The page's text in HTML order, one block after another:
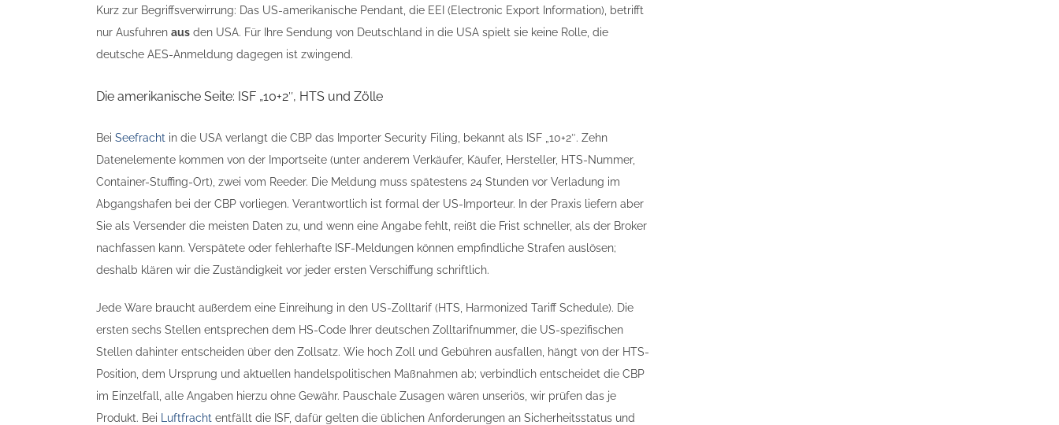
Kurz zur Begriffsverwirrung: Das US-amerikanische Pendant, die EEI (Electronic Export Information), betrifft
nur Ausfuhren aus den USA. Für Ihre Sendung von Deutschland in die USA spielt sie keine Rolle, die
deutsche AES-Anmeldung dagegen ist zwingend.
Die amerikanische Seite: ISF „10+2″, HTS und Zölle
Bei Seefracht in die USA verlangt die CBP das Importer Security Filing, bekannt als ISF „10+2″. Zehn
Datenelemente kommen von der Importseite (unter anderem Verkäufer, Käufer, Hersteller, HTS-Nummer,
Container-Stuffing-Ort), zwei vom Reeder. Die Meldung muss spätestens 24 Stunden vor Verladung im
Abgangshafen bei der CBP vorliegen. Verantwortlich ist formal der US-Importeur. In der Praxis liefern aber
Sie als Versender die meisten Daten zu, und wenn eine Angabe fehlt, reißt die Frist schneller, als der Broker
nachfassen kann. Verspätete oder fehlerhafte ISF-Meldungen können empfindliche Strafen auslösen;
deshalb klären wir die Zuständigkeit vor jeder ersten Verschiffung schriftlich.
Jede Ware braucht außerdem eine Einreihung in den US-Zolltarif (HTS, Harmonized Tariff Schedule). Die
ersten sechs Stellen entsprechen dem HS-Code Ihrer deutschen Zolltarifnummer, die US-spezifischen
Stellen dahinter entscheiden über den Zollsatz. Wie hoch Zoll und Gebühren ausfallen, hängt von der HTS-
Position, dem Ursprung und aktuellen handelspolitischen Maßnahmen ab; verbindlich entscheidet die CBP
im Einzelfall, alle Angaben hierzu ohne Gewähr. Pauschale Zusagen wären unseriös, wir prüfen das je
Produkt. Bei Luftfracht entfällt die ISF, dafür gelten die üblichen Anforderungen an Sicherheitsstatus und